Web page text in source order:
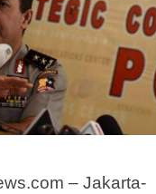
– Jakarta-